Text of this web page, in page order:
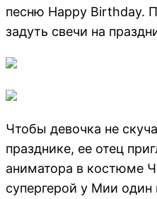
песню Happy Birthday.
задуть свечи на
Чтобы девочка не
празднике, ее отец
аниматора в костюме
супергерой у Мии